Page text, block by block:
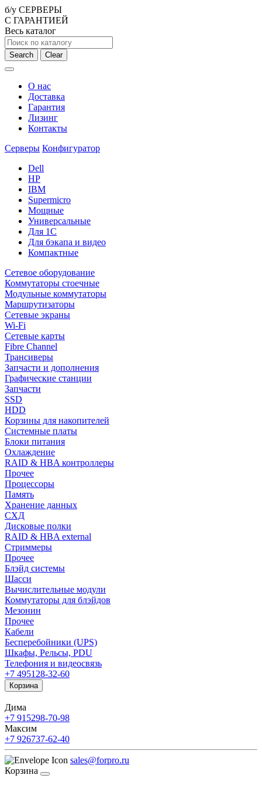
б/у СЕРВЕРЫ
С ГАРАНТИЕЙ
Весь каталог
Search Clear
О нас
Доставка
Гарантия
Лизинг
Контакты
Серверы Конфигуратор
Dell
HP
IBM
Supermicro
Мощные
Универсальные
Для 1С
Для бэкапа и видео
Компактные
Сетевое оборудование
Коммутаторы стоечные
Модульные коммутаторы
Маршрутизаторы
Сетевые экраны
Wi-Fi
Сетевые карты
Fibre Channel
Трансиверы
Запчасти и дополнения
Графические станции
Запчасти
SSD
HDD
Корзины для накопителей
Системные платы
Блоки питания
Охлаждение
RAID & HBA контроллеры
Прочее
Процессоры
Память
Хранение данных
СХД
Дисковые полки
RAID & HBA external
Стриммеры
Прочее
Блэйд системы
Шасси
Вычислительные модули
Коммутаторы для блэйдов
Мезонин
Прочее
Кабели
Бесперебойники (UPS)
Шкафы, Рельсы, PDU
Телефония и видеосвязь
+7 495128-32-60
Корзина
Дима
+7 915298-70-98
Максим
+7 926737-62-40
sales@forpro.ru
Корзина